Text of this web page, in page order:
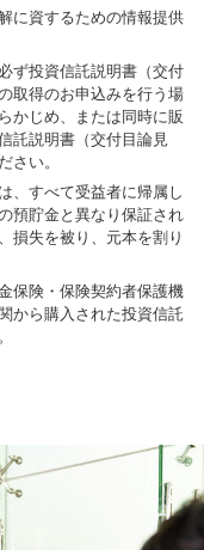
に資するための情報提供
ず投資信託説明書（交付
取得のお申込みを行う場
かじめ、または同時に販
託説明書（交付目論見
さい。
、すべて受益者に帰属し
預貯金と異なり保証され
損失を被り、元本を割り
保険・保険契約者保護機
から購入された投資信託